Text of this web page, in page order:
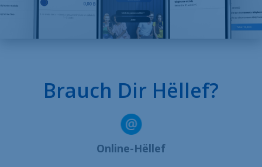
Brauch Dir Hëllef?
Online-Hëllef